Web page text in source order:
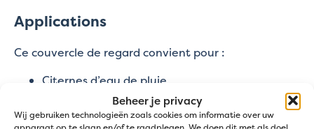
Beheer je privacy
Wij gebruiken technologieën zoals cookies om informatie over uw
Applications
Ce couvercle de regard convient pour :
Citernes d’eau de pluie
Fosses septiques
Regards d’inspection